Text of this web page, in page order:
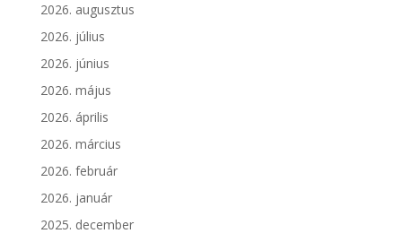
2026. augusztus
2026. július
2026. június
2026. május
2026. április
2026. március
2026. február
2026. január
2025. december